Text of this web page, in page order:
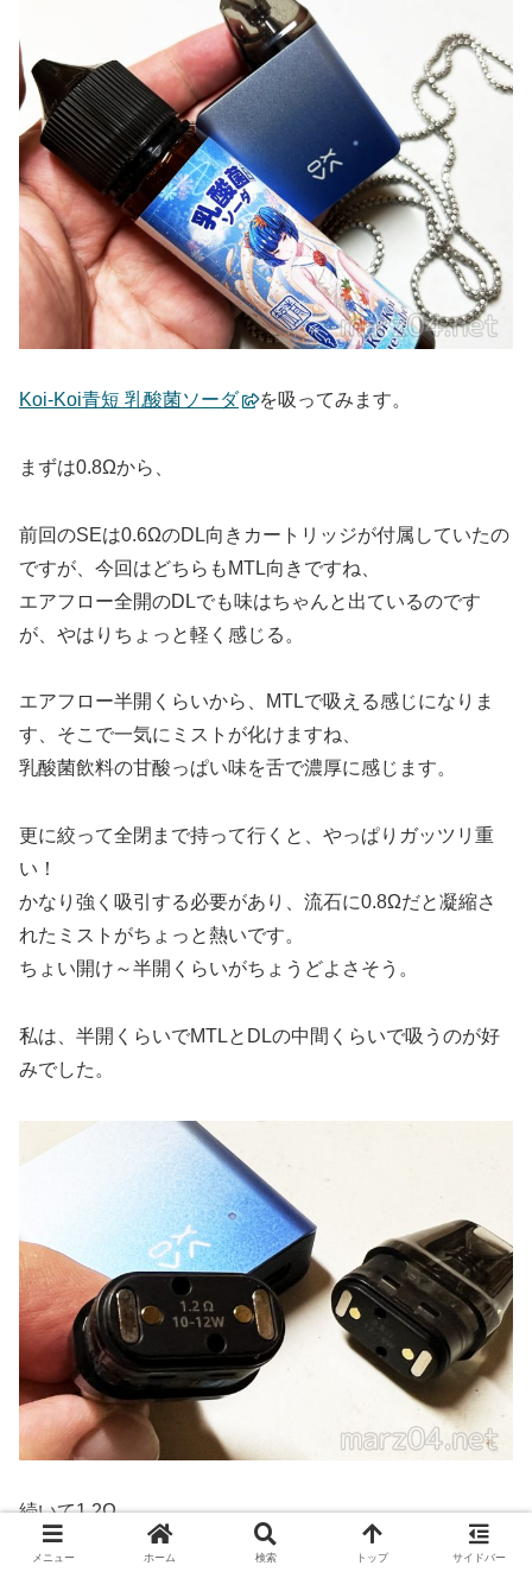
Koi-Koi青短 乳酸菌ソーダ を吸ってみます。
まずは0.8Ωから、
前回のSEは0.6ΩのDL向きカートリッジが付属していたの
ですが、今回はどちらもMTL向きですね、
エアフロー全開のDLでも味はちゃんと出ているのです
が、やはりちょっと軽く感じる。
エアフロー半開くらいから、MTLで吸える感じになりま
す、そこで一気にミストが化けますね、
乳酸菌飲料の甘酸っぱい味を舌で濃厚に感じます。
更に絞って全閉まで持って行くと、やっぱりガッツリ重
い！
かなり強く吸引する必要があり、流石に0.8Ωだと凝縮さ
れたミストがちょっと熱いです。
ちょい開け～半開くらいがちょうどよさそう。
私は、半開くらいでMTLとDLの中間くらいで吸うのが好
みでした。
続いて1.2Ω
メニュー ホーム 検索 トップ サイドバー